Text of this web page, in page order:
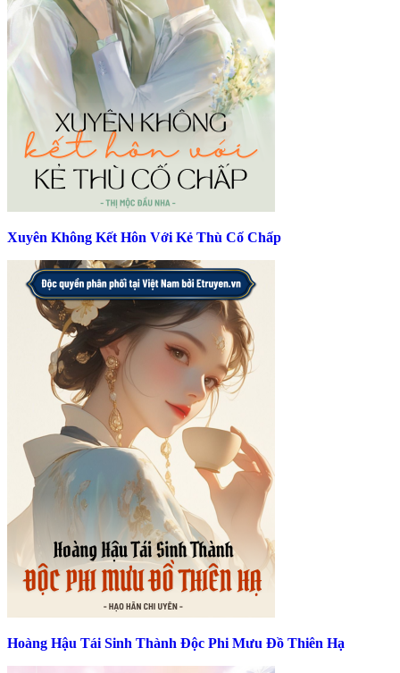
Xuyên Không Kết Hôn Với Kẻ Thù Cố Chấp
Hoàng Hậu Tái Sinh Thành Độc Phi Mưu Đồ Thiên Hạ